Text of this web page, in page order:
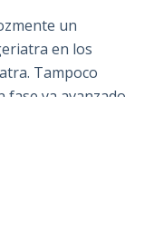
un
en los
Tampoco
fase ya avanzado,